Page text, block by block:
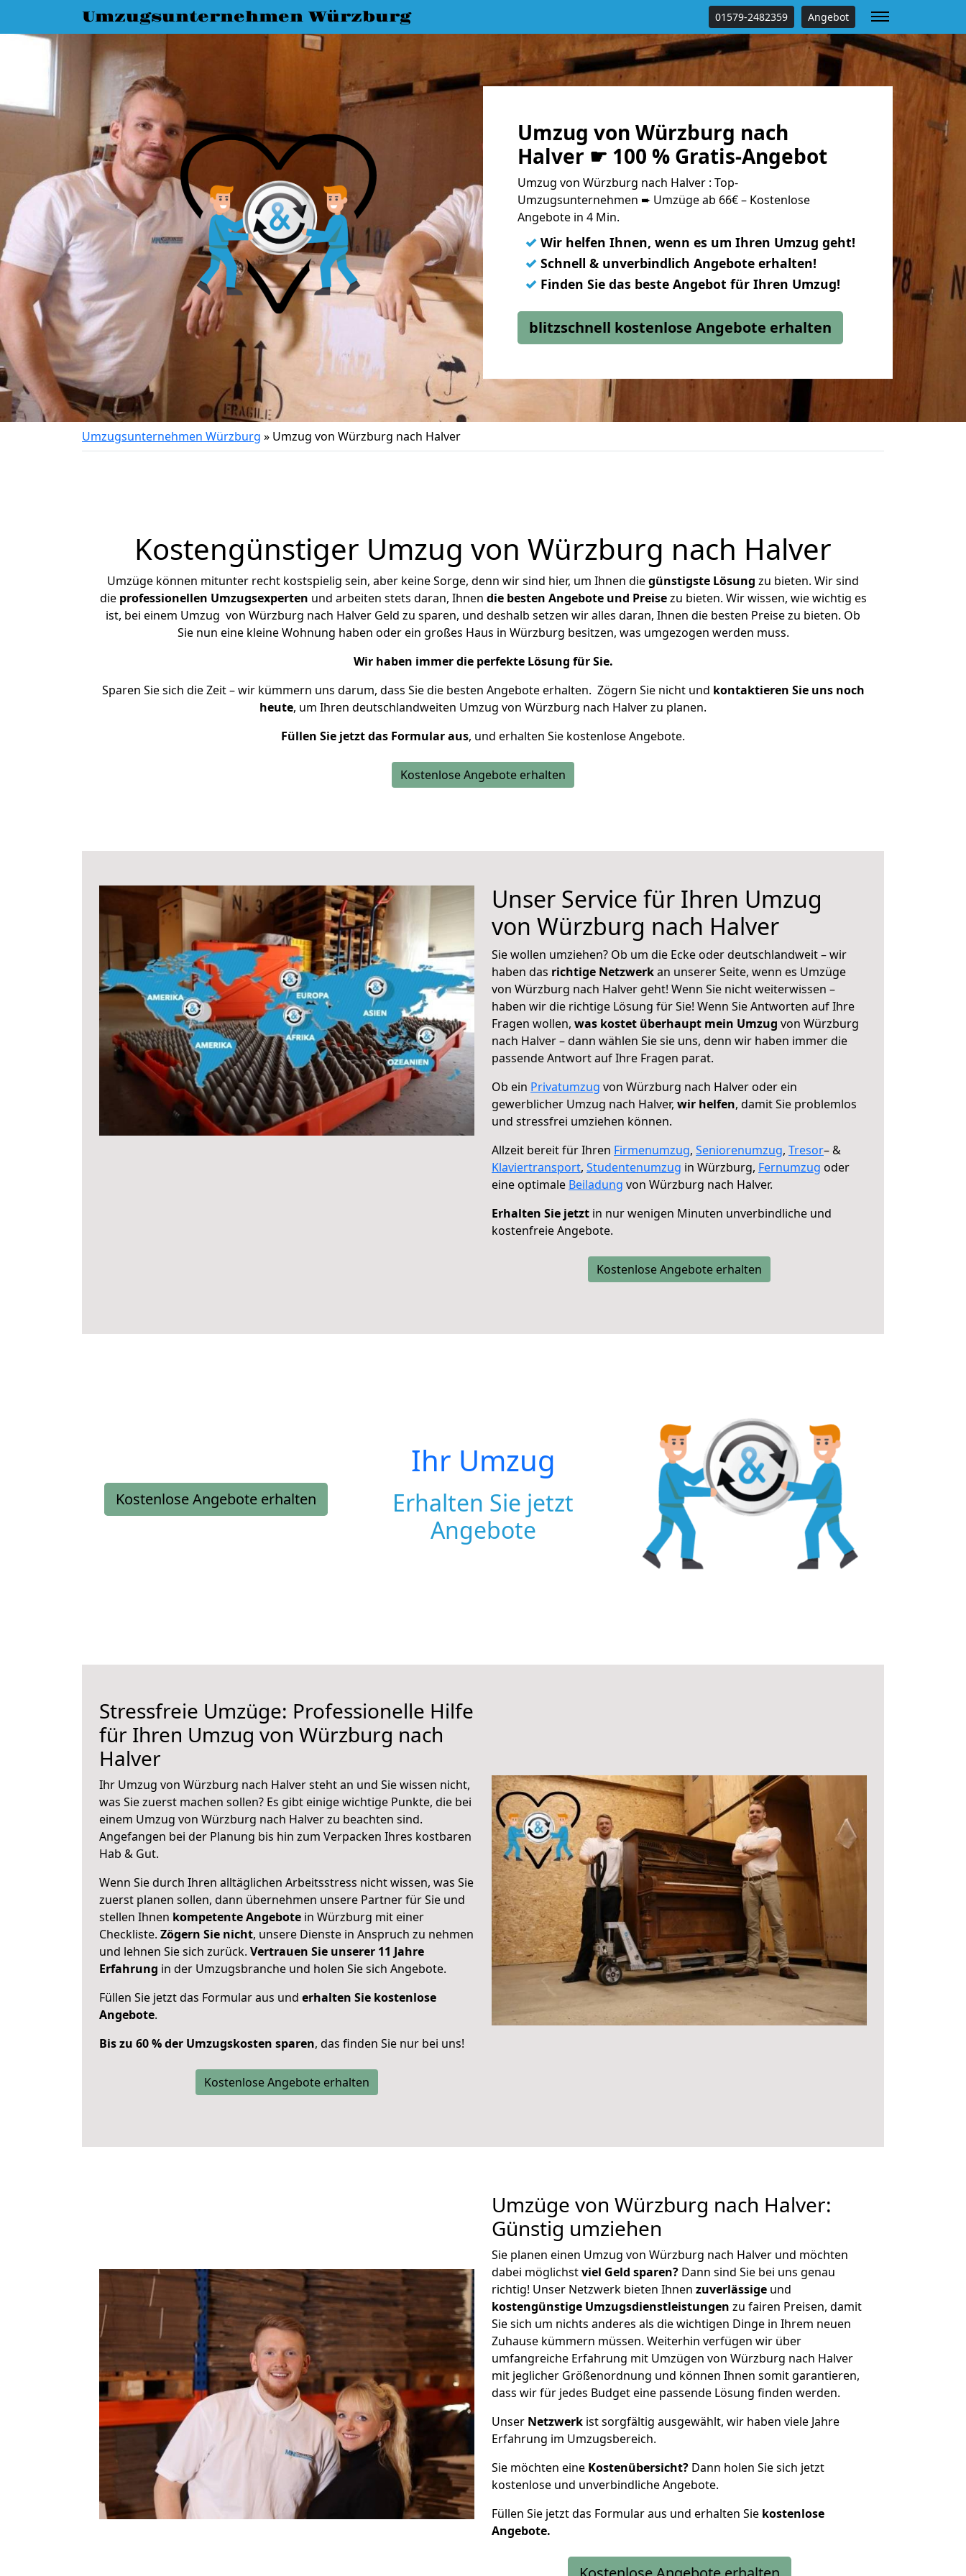
Umzugsunternehmen Würzburg 01579-2482359 Angebot
Umzug von Würzburg nach
Halver ☛ 100 % Gratis-Angebot
Umzug von Würzburg nach Halver : Top-
Umzugsunternehmen ➨ Umzüge ab 66€ – Kostenlose
Angebote in 4 Min.
✓ Wir helfen Ihnen, wenn es um Ihren Umzug geht!
✓ Schnell & unverbindlich Angebote erhalten!
✓ Finden Sie das beste Angebot für Ihren Umzug!
blitzschnell kostenlose Angebote erhalten
Umzugsunternehmen Würzburg » Umzug von Würzburg nach Halver
Kostengünstiger Umzug von Würzburg nach Halver
Umzüge können mitunter recht kostspielig sein, aber keine Sorge, denn wir sind hier, um Ihnen diegünstigste Lösung zu bieten. Wir sind
die professionellen Umzugsexperten und arbeiten stets daran, Ihnen die besten Angebote und Preisezu bieten. Wir wissen, wie wichtig es
ist, bei einem Umzug von Würzburg nach Halver Geld zu sparen, und deshalb setzen wir alles daran, Ihnen die besten Preise zu bieten. Ob
Sie nun eine kleine Wohnung haben oder ein großes Haus in Würzburg besitzen, was umgezogen werden muss.
Wir haben immer die perfekte Lösung für Sie.
Sparen Sie sich die Zeit – wir kümmern uns darum, dass Sie die besten Angebote erhalten. Zögern Sie nicht und kontaktieren Sie uns noch
heute, um Ihren deutschlandweiten Umzug von Würzburg nach Halver zu planen.
Füllen Sie jetzt das Formular aus, und erhalten Sie kostenlose Angebote.
Kostenlose Angebote erhalten
Unser Service für Ihren Umzug
von Würzburg nach Halver
Sie wollen umziehen? Ob um die Ecke oder deutschlandweit – wir
haben das richtige Netzwerkan unserer Seite, wenn es Umzüge
von Würzburg nach Halver geht! Wenn Sie nicht weiterwissen –
haben wir die richtige Lösung für Sie! Wenn Sie Antworten auf Ihre
Fragen wollen, was kostet überhaupt mein Umzug von Würzburg
nach Halver – dann wählen Sie sie uns, denn wir haben immer die
passende Antwort auf Ihre Fragen parat.
Ob ein Privatumzug von Würzburg nach Halver oder ein
gewerblicher Umzug nach Halver, wir helfen, damit Sie problemlos
und stressfrei umziehen können.
Allzeit bereit für Ihren Firmenumzug, Seniorenumzug, Tresor– &
Klaviertransport, Studentenumzug in Würzburg, Fernumzug oder
eine optimale Beiladung von Würzburg nach Halver.
Erhalten Sie jetzt in nur wenigen Minuten unverbindliche und
kostenfreie Angebote.
Kostenlose Angebote erhalten
Kostenlose Angebote erhalten
Ihr Umzug
Erhalten Sie jetzt
Angebote
Stressfreie Umzüge: Professionelle Hilfe
für Ihren Umzug von Würzburg nach
Halver
Ihr Umzug von Würzburg nach Halver steht an und Sie wissen nicht,
was Sie zuerst machen sollen? Es gibt einige wichtige Punkte, die bei
einem Umzug von Würzburg nach Halver zu beachten sind.
Angefangen bei der Planung bis hin zum Verpacken Ihres kostbaren
Hab & Gut.
Wenn Sie durch Ihren alltäglichen Arbeitsstress nicht wissen, was Sie
zuerst planen sollen, dann übernehmen unsere Partner für Sie und
stellen Ihnen kompetente Angebote in Würzburg mit einer
Checkliste. Zögern Sie nicht, unsere Dienste in Anspruch zu nehmen
und lehnen Sie sich zurück. Vertrauen Sie unserer 11 Jahre
Erfahrung in der Umzugsbranche und holen Sie sich Angebote.
Füllen Sie jetzt das Formular aus und erhalten Sie kostenlose
Angebote.
Bis zu 60 % der Umzugskosten sparen, das finden Sie nur bei uns!
Kostenlose Angebote erhalten
Umzüge von Würzburg nach Halver:
Günstig umziehen
Sie planen einen Umzug von Würzburg nach Halver und möchten
dabei möglichstviel Geld sparen? Dann sind Sie bei uns genau
richtig! Unser Netzwerk bieten Ihnen zuverlässige und
kostengünstige Umzugsdienstleistungen zu fairen Preisen, damit
Sie sich um nichts anderes als die wichtigen Dinge in Ihrem neuen
Zuhause kümmern müssen. Weiterhin verfügen wir über
umfangreiche Erfahrung mit Umzügen von Würzburg nach Halver
mit jeglicher Größenordnung und können Ihnen somit garantieren,
dass wir für jedes Budget eine passende Lösung finden werden.
Unser Netzwerk ist sorgfältig ausgewählt, wir haben viele Jahre
Erfahrung im Umzugsbereich.
Sie möchten eine Kostenübersicht? Dann holen Sie sich jetzt
kostenlose und unverbindliche Angebote.
Füllen Sie jetzt das Formular aus und erhalten Sie kostenlose
Angebote.